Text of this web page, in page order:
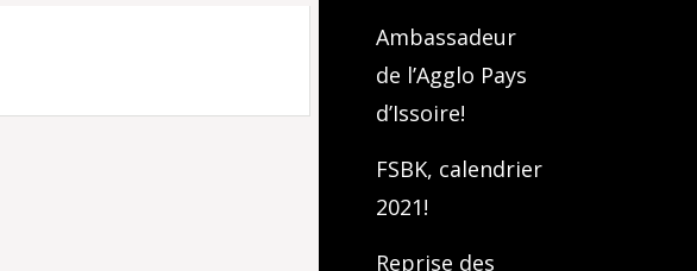
Ambassadeur
de l’Agglo Pays
d’Issoire!
FSBK, calendrier
2021!
Reprise des